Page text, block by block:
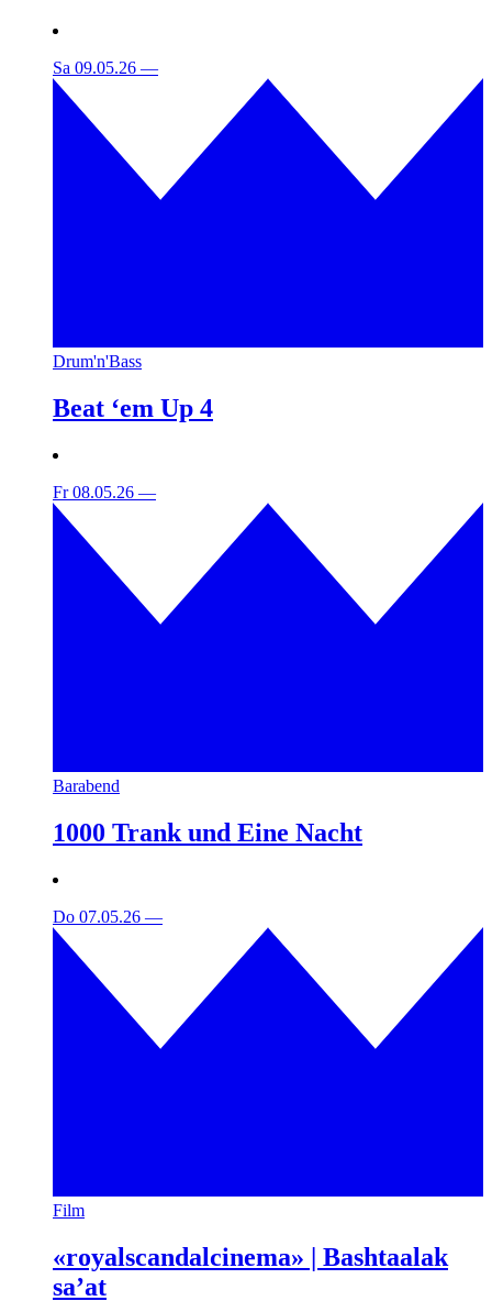
Sa 09.05.26 —
Drum'n'Bass
Beat ‘em Up 4
Fr 08.05.26 —
Barabend
1000 Trank und Eine Nacht
Do 07.05.26 —
Film
«royalscandalcinema» | Bashtaalak
sa’at